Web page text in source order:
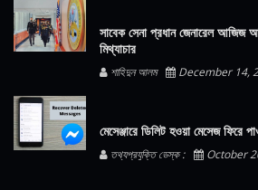
সাবেক সেনা প্রধান জেনারেল আজিজ
মিথ্যাচার
শাহিদুন আলম December 14,
মেসেঞ্জারে ডিলিট হওয়া মেসেজ ফিরে
তথ্যপ্রযুক্তি ডেস্ক : October